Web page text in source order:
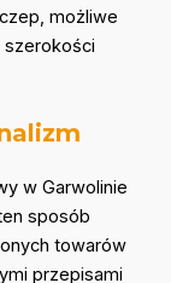
możliwe
szerokości
w Garwolinie
sposób
towarów
przepisami